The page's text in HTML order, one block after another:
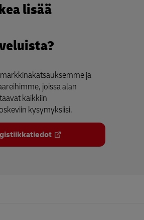
lisää
ja
joissa alan
kaikkiin
kysymyksiisi.